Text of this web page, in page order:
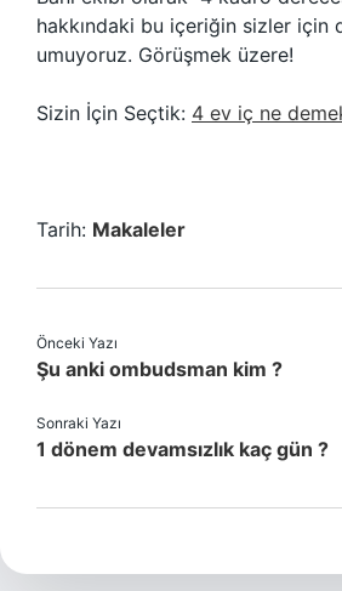
hakkındaki bu içeriğin sizler için
umuyoruz. Görüşmek üzere!
Sizin İçin Seçtik: 4 ev iç ne
Tarih: Makaleler
Önceki Yazı
Şu anki ombudsman kim ?
Sonraki Yazı
1 dönem devamsızlık kaç gün ?